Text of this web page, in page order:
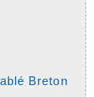
Breton